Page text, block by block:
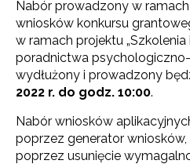
Nabór prowadzony w
wniosków konkursu
w ramach projektu
poradnictwa
wydłużony i prowadzony
2022 r. do godz. 10:00.
Nabór wniosków
poprzez generator
poprzez usunięcie